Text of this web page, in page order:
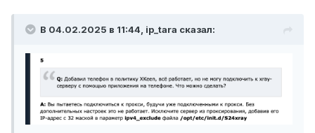
В 04.02.2025 в 11:44, ip_tara сказал: